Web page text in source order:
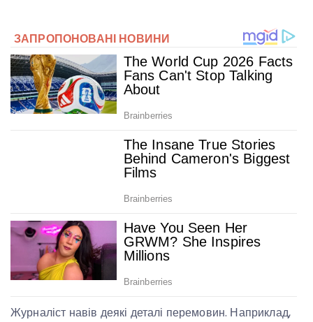
Журналіст навів деякі деталі перемовин. Наприклад,